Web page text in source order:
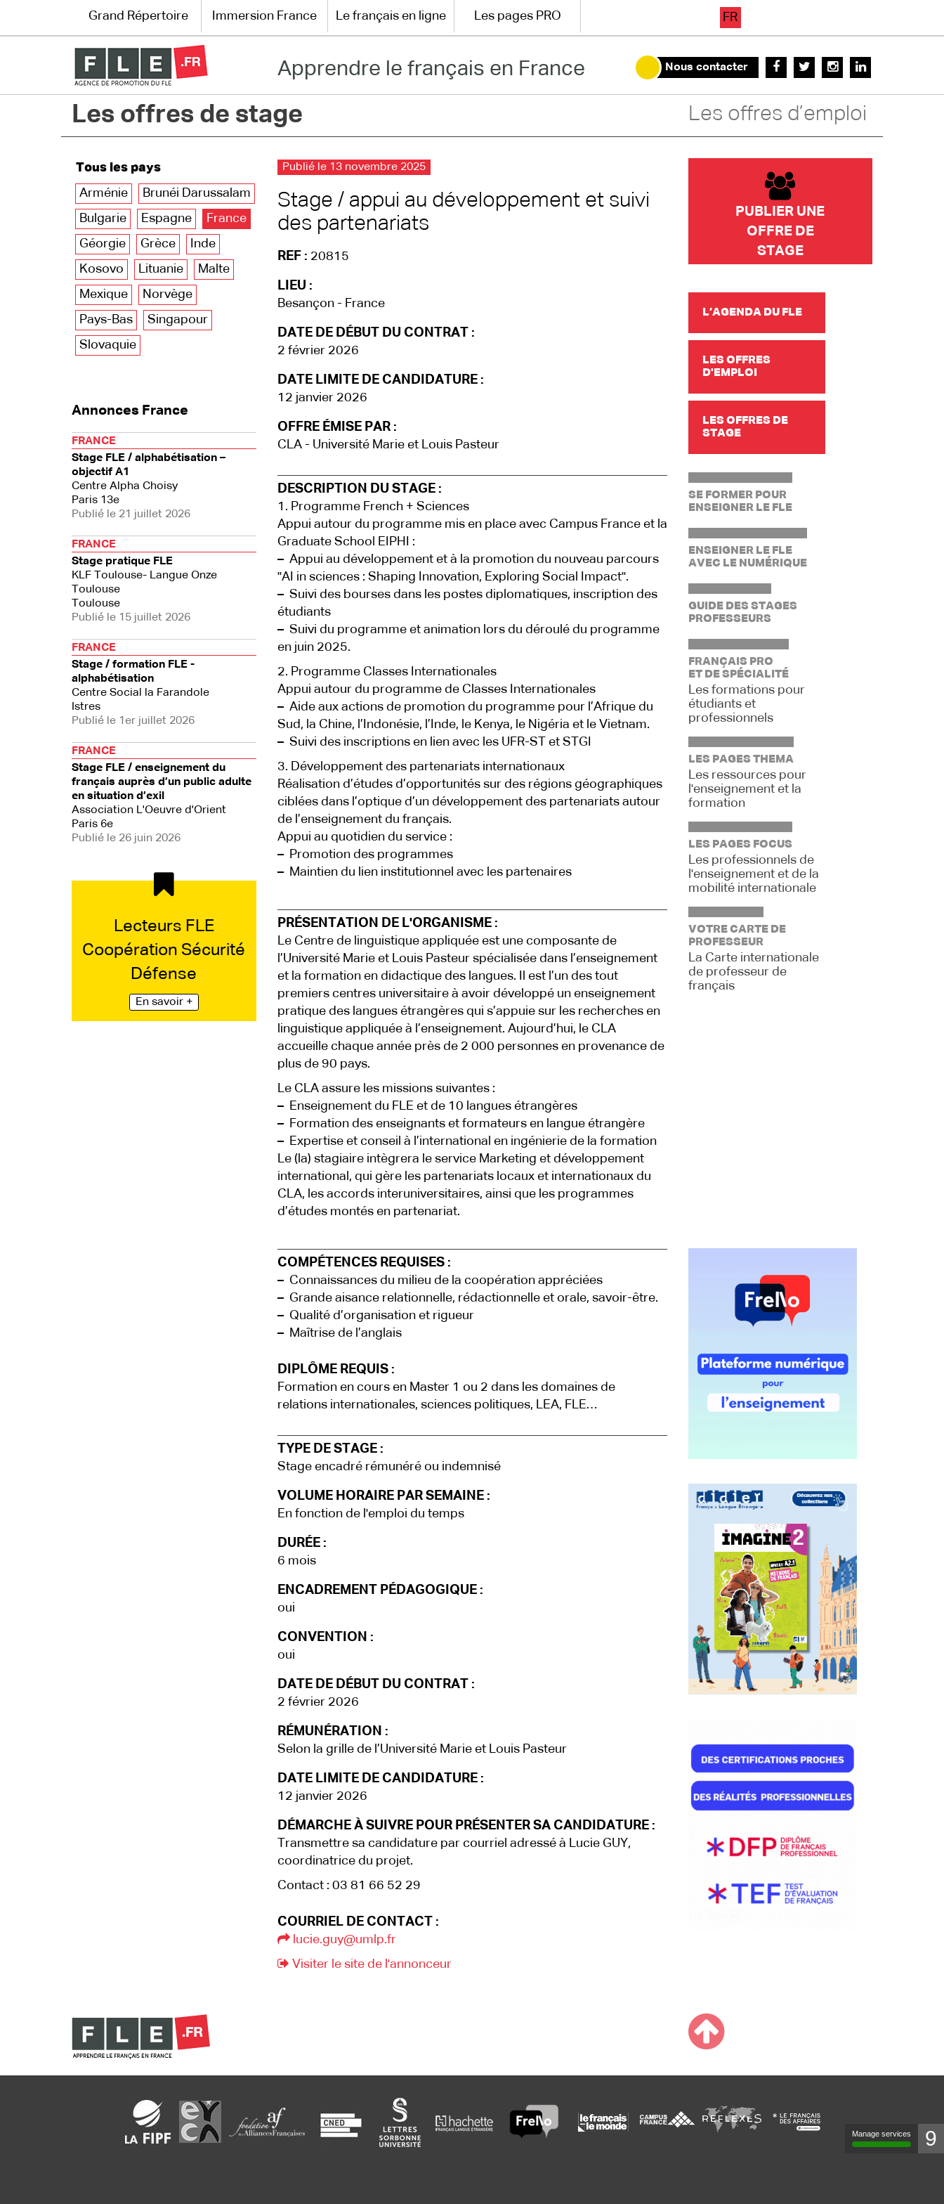
Grand Répertoire
Immersion France
Les pages PRO
Grand Répertoire Immersion France Le français en ligne Les pages PRO FR
Apprendre le français en France Nous contacter
Les offres de stage Les offres d’emploi
Tous les pays
Arménie
Brunéi Darussalam
Bulgarie
Espagne
France
Géorgie
Grèce
Inde
Kosovo
Lituanie
Malte
Mexique
Norvège
Pays-Bas
Singapour
Slovaquie
Annonces France
FRANCE
Stage FLE / alphabétisation –
objectif A1
Centre Alpha Choisy
Paris 13e
Publié le 21 juillet 2026
FRANCE
Stage pratique FLE
KLF Toulouse- Langue Onze
Toulouse
Toulouse
Publié le 15 juillet 2026
FRANCE
Stage / formation FLE -
alphabétisation
Centre Social la Farandole
Istres
Publié le 1er juillet 2026
FRANCE
Stage FLE / enseignement du
français auprès d’un public adulte
en situation d’exil
Association L'Oeuvre d'Orient
Paris 6e
Publié le 26 juin 2026
Lecteurs FLE
Coopération Sécurité
Défense
En savoir +
Publié le 13 novembre 2025
Stage / appui au développement et suivi
des partenariats
REF : 20815
LIEU :
Besançon - France
DATE DE DÉBUT DU CONTRAT :
2 février 2026
DATE LIMITE DE CANDIDATURE :
12 janvier 2026
OFFRE ÉMISE PAR :
CLA - Université Marie et Louis Pasteur
DESCRIPTION DU STAGE :
1. Programme French + Sciences
Appui autour du programme mis en place avec Campus France et la
Graduate School EIPHI :
–Appui au développement et à la promotion du nouveau parcours
"AI in sciences : Shaping Innovation, Exploring Social Impact".
–Suivi des bourses dans les postes diplomatiques, inscription des
étudiants
–Suivi du programme et animation lors du déroulé du programme
en juin 2025.
2. Programme Classes Internationales
Appui autour du programme de Classes Internationales
–Aide aux actions de promotion du programme pour l’Afrique du
Sud, la Chine, l’Indonésie, l’Inde, le Kenya, le Nigéria et le Vietnam.
–Suivi des inscriptions en lien avec les UFR-ST et STGI
3. Développement des partenariats internationaux
Réalisation d’études d’opportunités sur des régions géographiques
ciblées dans l’optique d’un développement des partenariats autour
de l’enseignement du français.
Appui au quotidien du service :
–Promotion des programmes
–Maintien du lien institutionnel avec les partenaires
PRÉSENTATION DE L'ORGANISME :
Le Centre de linguistique appliquée est une composante de
l’Université Marie et Louis Pasteur spécialisée dans l’enseignement
et la formation en didactique des langues. Il est l’un des tout
premiers centres universitaire à avoir développé un enseignement
pratique des langues étrangères qui s’appuie sur les recherches en
linguistique appliquée à l’enseignement. Aujourd’hui, le CLA
accueille chaque année près de 2 000 personnes en provenance de
plus de 90 pays.
Le CLA assure les missions suivantes :
–Enseignement du FLE et de 10 langues étrangères
–Formation des enseignants et formateurs en langue étrangère
–Expertise et conseil à l’international en ingénierie de la formation
Le (la) stagiaire intègrera le service Marketing et développement
international, qui gère les partenariats locaux et internationaux du
CLA, les accords interuniversitaires, ainsi que les programmes
d’études montés en partenariat.
COMPÉTENCES REQUISES :
–Connaissances du milieu de la coopération appréciées
–Grande aisance relationnelle, rédactionnelle et orale, savoir-être.
–Qualité d’organisation et rigueur
–Maîtrise de l’anglais
DIPLÔME REQUIS :
Formation en cours en Master 1 ou 2 dans les domaines de
relations internationales, sciences politiques, LEA, FLE…
TYPE DE STAGE :
Stage encadré rémunéré ou indemnisé
VOLUME HORAIRE PAR SEMAINE :
En fonction de l'emploi du temps
DURÉE :
6 mois
ENCADREMENT PÉDAGOGIQUE :
oui
CONVENTION :
oui
DATE DE DÉBUT DU CONTRAT :
2 février 2026
RÉMUNÉRATION :
Selon la grille de l’Université Marie et Louis Pasteur
DATE LIMITE DE CANDIDATURE :
12 janvier 2026
DÉMARCHE À SUIVRE POUR PRÉSENTER SA CANDIDATURE :
Transmettre sa candidature par courriel adressé à Lucie GUY,
coordinatrice du projet.
Contact : 03 81 66 52 29
COURRIEL DE CONTACT :
lucie.guy@umlp.fr
Visiter le site de l'annonceur
PUBLIER UNE
OFFRE DE
STAGE
L’AGENDA DU FLE
LES OFFRES
D'EMPLOI
LES OFFRES DE
STAGE
SE FORMER POUR
ENSEIGNER LE FLE
ENSEIGNER LE FLE
AVEC LE NUMÉRIQUE
GUIDE DES STAGES
PROFESSEURS
FRANÇAIS PRO
ET DE SPÉCIALITÉ
Les formations pour
étudiants et
professionnels
LES PAGES THEMA
Les ressources pour
l'enseignement et la
formation
LES PAGES FOCUS
Les professionnels de
l'enseignement et de la
mobilité internationale
VOTRE CARTE DE
PROFESSEUR
La Carte internationale
de professeur de
français
Manage services 9